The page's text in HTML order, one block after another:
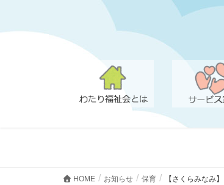
HOME お知らせ 保育 【さくらみなみ